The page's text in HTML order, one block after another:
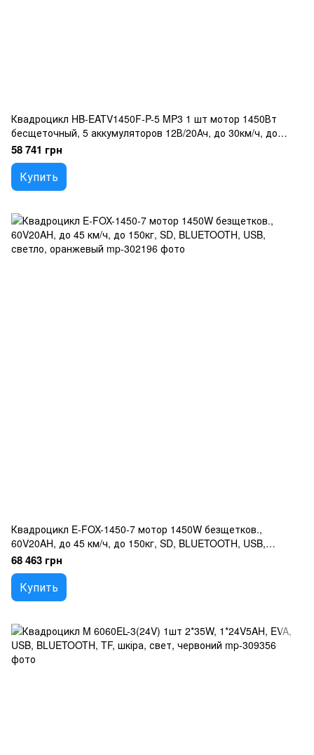
Квадроцикл HB-EATV1450F-P-5 MP3 1 шт мотор 1450Вт
бесщеточный, 5 аккумуляторов 12В/20Ач, до 30км/ч, до
120кг, зеленый
58 741 грн
Купить
Квадроцикл E-FOX-1450-7 мотор 1450W безщетков.,
60V20AH, до 45 км/ч, до 150кг, SD, BLUETOOTH, USB,
светло, оранжевый
68 463 грн
Купить